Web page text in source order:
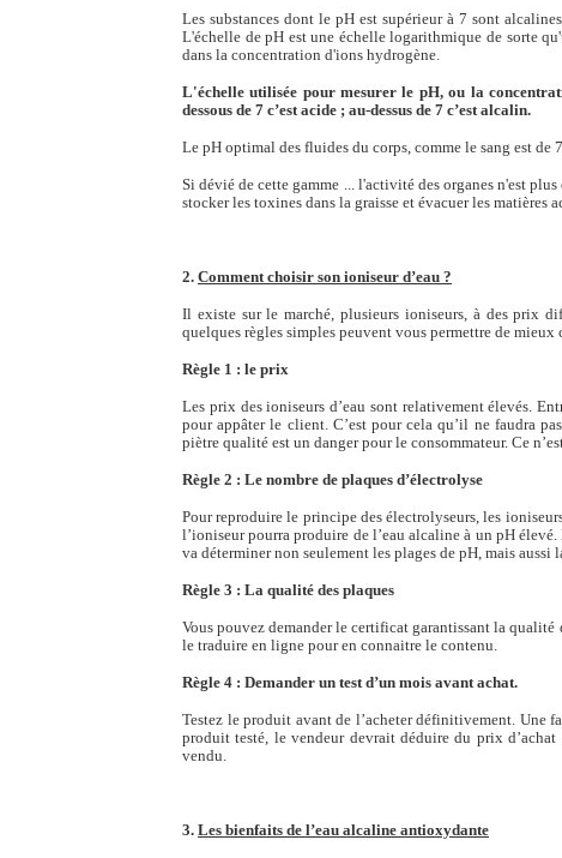
Les substances dont le pH est supérieur à 7 sont
L'échelle de pH est une échelle logarithmique de sorte
dans la concentration d'ions hydrogène.
L'échelle utilisée pour mesurer le pH, ou la
dessous de 7 c’est acide ; au-dessus de 7 c’est alcalin.
Le pH optimal des fluides du corps, comme le sang est de
Si dévié de cette gamme ... l'activité des organes n'est
stocker les toxines dans la graisse et évacuer les
2. Comment choisir son ioniseur d’eau ?
Il existe sur le marché, plusieurs ioniseurs, à des prix
quelques règles simples peuvent vous permettre de mieux
Règle 1 : le prix
Les prix des ioniseurs d’eau sont relativement élevés.
pour appâter le client. C’est pour cela qu’il ne faudra
piètre qualité est un danger pour le consommateur. Ce
Règle 2 : Le nombre de plaques d’électrolyse
Pour reproduire le principe des électrolyseurs, les
l’ioniseur pourra produire de l’eau alcaline à un pH
va déterminer non seulement les plages de pH, mais
Règle 3 : La qualité des plaques
Vous pouvez demander le certificat garantissant la qualité
le traduire en ligne pour en connaitre le contenu.
Règle 4 : Demander un test d’un mois avant achat.
Testez le produit avant de l’acheter définitivement. Une
produit testé, le vendeur devrait déduire du prix
vendu.
3. Les bienfaits de l’eau alcaline antioxydante